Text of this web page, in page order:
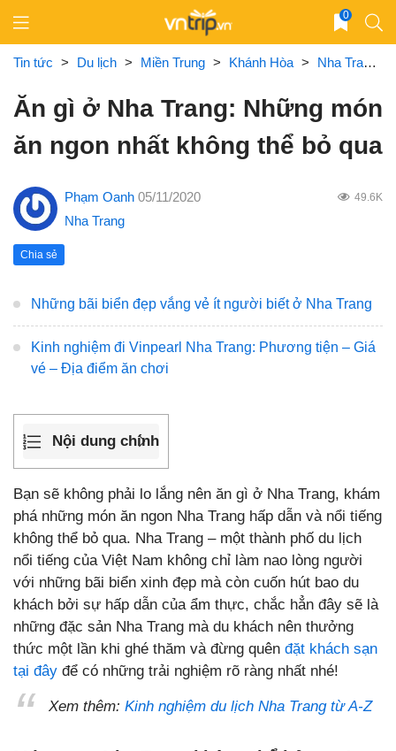
content
0
Tin tức > Du lịch > Miền Trung > Khánh Hòa > Nha Trang
Ăn gì ở Nha Trang: Những món
ăn ngon nhất không thể bỏ qua
Phạm Oanh 05/11/2020 49.6K
Nha Trang
Chia sẻ
Những bãi biển đẹp vắng vẻ ít người biết ở Nha Trang
Kinh nghiệm đi Vinpearl Nha Trang: Phương tiện – Giá
vé – Địa điểm ăn chơi
Nội dung chính
Bạn sẽ không phải lo lắng nên ăn gì ở Nha Trang, khám
phá những món ăn ngon Nha Trang hấp dẫn và nổi tiếng
không thể bỏ qua. Nha Trang – một thành phố du lịch
nổi tiếng của Việt Nam không chỉ làm nao lòng người
với những bãi biển xinh đẹp mà còn cuốn hút bao du
khách bởi sự hấp dẫn của ẩm thực, chắc hẳn đây sẽ là
những đặc sản Nha Trang mà du khách nên thưởng
thức một lần khi ghé thăm và đừng quên đặt khách sạn
tại đây để có những trải nghiệm rõ ràng nhất nhé!
Xem thêm: Kinh nghiệm du lịch Nha Trang từ A-Z